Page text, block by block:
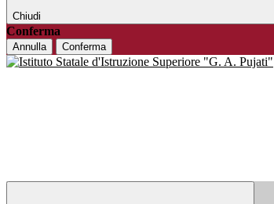
Chiudi
Conferma
Annulla Conferma